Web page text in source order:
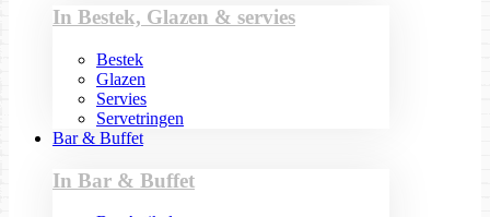
In Bestek, Glazen & servies
Bestek
Glazen
Servies
Servetringen
Bar & Buffet
In Bar & Buffet